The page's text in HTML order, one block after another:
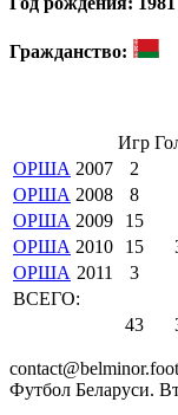
Гражданство:
Игр
ОРША 2007 2
ОРША 2008 8
ОРША 2009 15
ОРША 2010 15
ОРША 2011 3
ВСЕГО:
43
Футбол Беларуси.